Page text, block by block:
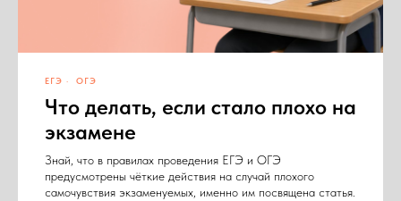
ЕГЭ ОГЭ
Что делать, если стало плохо на
экзамене
Знай, что в правилах проведения ЕГЭ и ОГЭ
предусмотрены чёткие действия на случай плохого
самочувствия экзаменуемых, именно им посвящена статья.